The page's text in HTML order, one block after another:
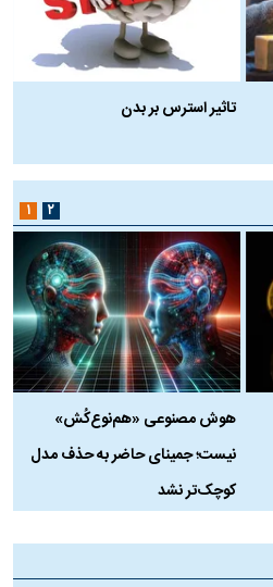
تاثیر استرس بر بدن
هوش مصنوعی «هم‌نوع‌کُش»
نیست؛ جمینای حاضر به حذف مدل
کوچک‌تر نشد
۱ ۲